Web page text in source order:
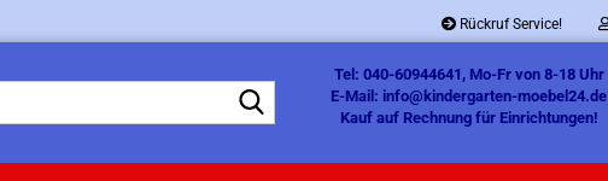
Rückruf Service!
Tel: 040-60944641, Mo-Fr von 8-18 Uhr
E-Mail: info@kindergarten-moebel24.de
Kauf auf Rechnung für Einrichtungen!